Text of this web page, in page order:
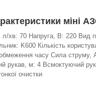
міні
л/хв: 70 Напруга, В: 220 Вид
K600 Кількість
часу Сила струму,
рукав, м: 4 Всмоктуючий
очистки